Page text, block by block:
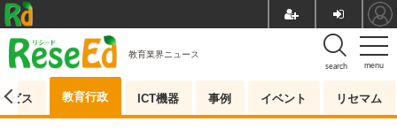
menu
search
教育業界ニュース
ビス 教育行政 ICT機器 事例 イベント リセマム